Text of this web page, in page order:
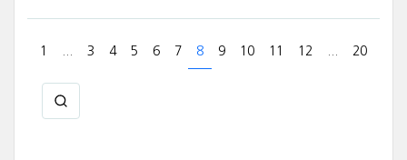
1 3 4 5 6 7 8 9 10 11 12 20